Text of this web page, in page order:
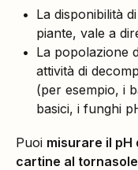
La disponibilità
piante, vale a
La popolazione
attività di
(per esempio, i
basici, i funghi
Puoi misurare il pH
cartine al tornasole